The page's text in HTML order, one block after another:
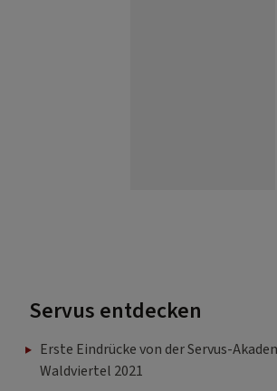
Servus entdecken
Erste Eindrücke von der Servus-
Waldviertel 2021